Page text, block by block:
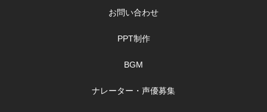
お問い合わせ
PPT制作
BGM
ナレーター・声優募集